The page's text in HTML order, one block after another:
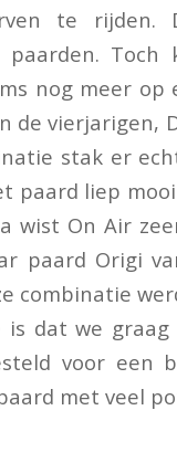
te rijden.
paarden.
nog meer
de vierjarigen,
stak er
paard liep
wist On Air
paard Origi
combinatie
is dat we
voor een
met veel